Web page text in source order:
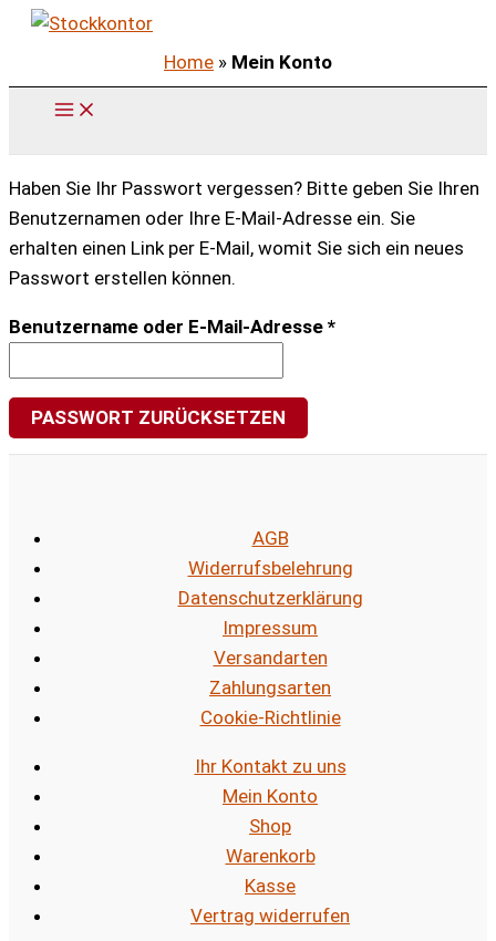
Zum
springen
Home » Mein Konto
Haben Sie Ihr Passwort vergessen? Bitte geben Sie Ihren
Benutzernamen oder Ihre E-Mail-Adresse ein. Sie
erhalten einen Link per E-Mail, womit Sie sich ein neues
Passwort erstellen können.
Benutzername oder E-Mail-Adresse *Erforderlich
PASSWORT ZURÜCKSETZEN
AGB
Widerrufsbelehrung
Datenschutzerklärung
Impressum
Versandarten
Zahlungsarten
Cookie-Richtlinie
Ihr Kontakt zu uns
Mein Konto
Shop
Warenkorb
Kasse
Vertrag widerrufen